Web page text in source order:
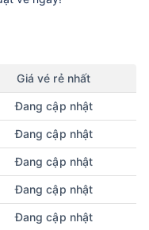
Giá vé rẻ nhất
Đang cập nhật
Đang cập nhật
Đang cập nhật
Đang cập nhật
Đang cập nhật